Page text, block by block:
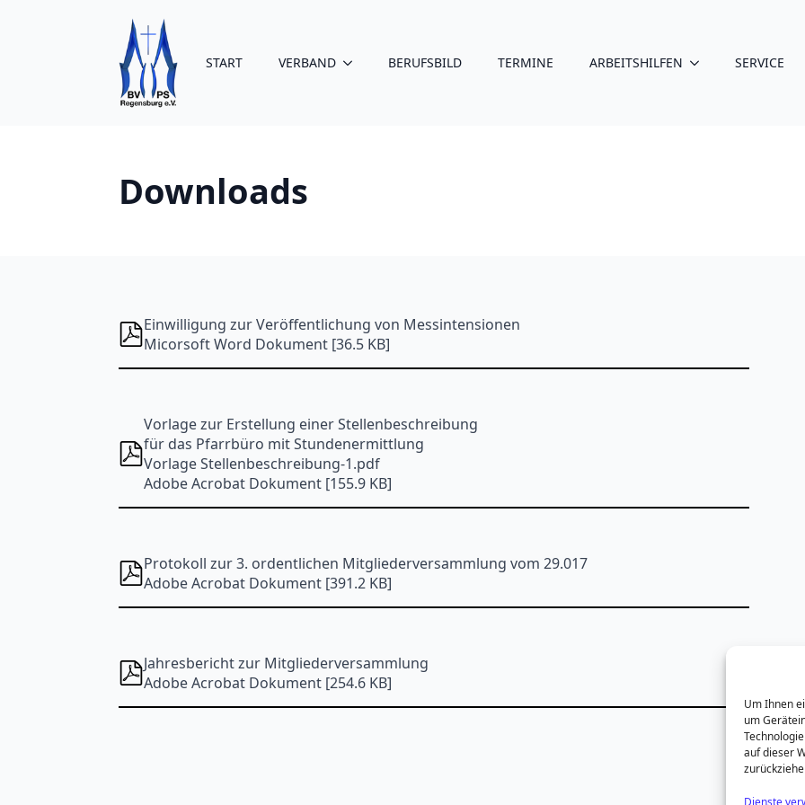
Um Ihnen
um
auf dieser
Dienste
START VERBAND BERUFSBILD TERMINE ARBEITSHILFEN SERVICE
Downloads
Einwilligung zur Veröffentlichung von Messintensionen
Micorsoft Word Dokument [36.5 KB]
Vorlage zur Erstellung einer Stellenbeschreibung
für das Pfarrbüro mit Stundenermittlung
Vorlage Stellenbeschreibung-1.pdf
Adobe Acrobat Dokument [155.9 KB]
Protokoll zur 3. ordentlichen Mitgliederversammlung vom 29.017
Adobe Acrobat Dokument [391.2 KB]
Jahresbericht zur Mitgliederversammlung
Adobe Acrobat Dokument [254.6 KB]